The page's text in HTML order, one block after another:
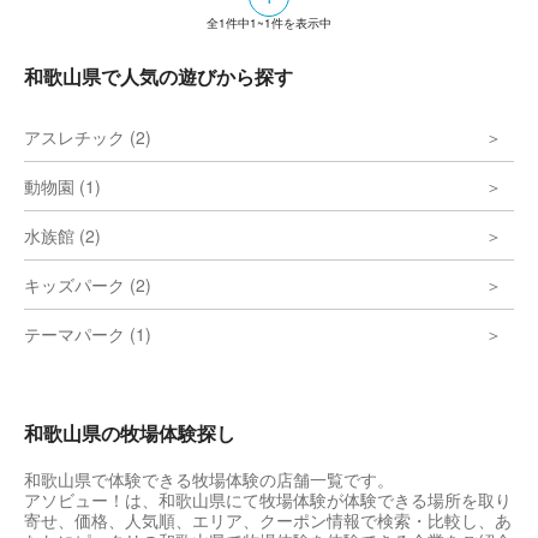
日曜日限定オープンのレストランも併設して
全1件中1~1件を表示中
和歌山県で人気の遊びから探す
アスレチック (2)
動物園 (1)
水族館 (2)
キッズパーク (2)
テーマパーク (1)
和歌山県の牧場体験探し
和歌山県で体験できる牧場体験の店舗一覧です。
アソビュー！は、和歌山県にて牧場体験が体験できる場所を取り
寄せ、価格、人気順、エリア、クーポン情報で検索・比較し、あ